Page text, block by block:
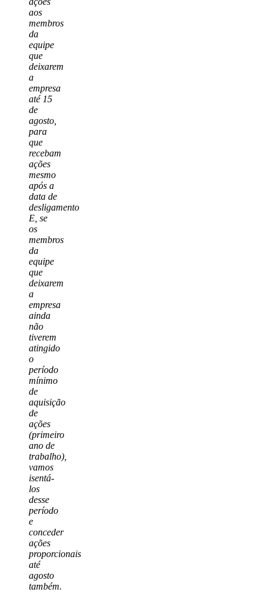
aos
membros
da
equipe
que
deixarem
a
empresa
até 15
de
agosto,
para
que
recebam
ações
mesmo
após a
data de
desligamento
E, se
os
membros
da
equipe
que
deixarem
a
empresa
ainda
não
tiverem
atingido
o
período
mínimo
de
aquisição
de
ações
(primeiro
ano de
trabalho),
vamos
isentá-
los
desse
período
e
conceder
ações
proporcionais
até
agosto
também.